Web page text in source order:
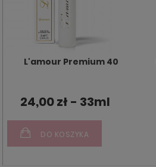
L'amour Premium 40
24,00 zł - 33ml
DO KOSZYKA